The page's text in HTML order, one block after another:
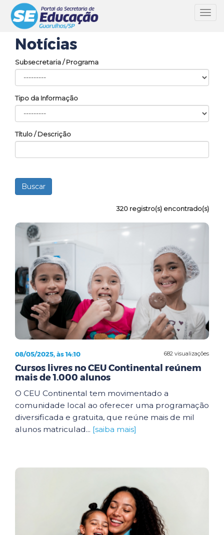
Notícias
Subsecretaria / Programa
Tipo da Informação
Título / Descrição
320 registro(s) encontrado(s)
682 visualizações
08/05/2025, às 14:10
Cursos livres no CEU Continental reúnem
mais de 1.000 alunos
O CEU Continental tem movimentado a
comunidade local ao oferecer uma programação
diversificada e gratuita, que reúne mais de mil
alunos matriculad... [saiba mais]